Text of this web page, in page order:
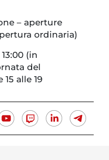
– aperture
ordinaria)
(in
del
alle 19